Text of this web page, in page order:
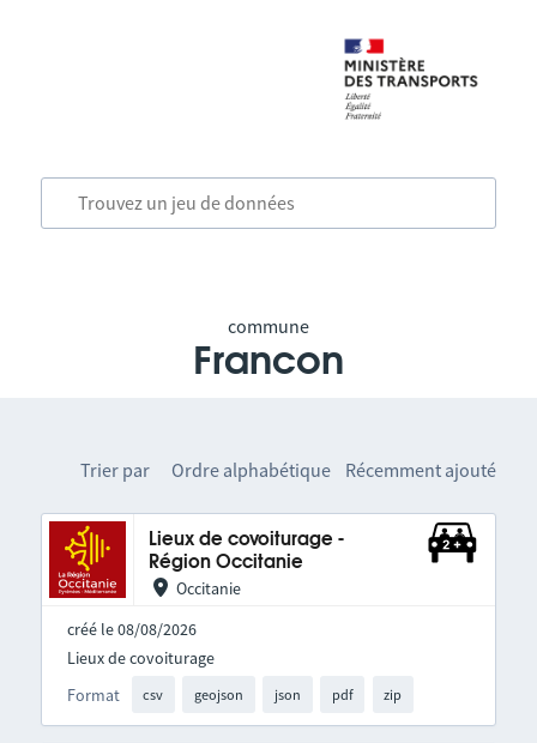
commune
Francon
Trier par Ordre alphabétique Récemment ajouté
Lieux de covoiturage -
Région Occitanie
Occitanie
créé le 08/08/2026
Format csv geojson json pdf zip
Lieux de covoiturage